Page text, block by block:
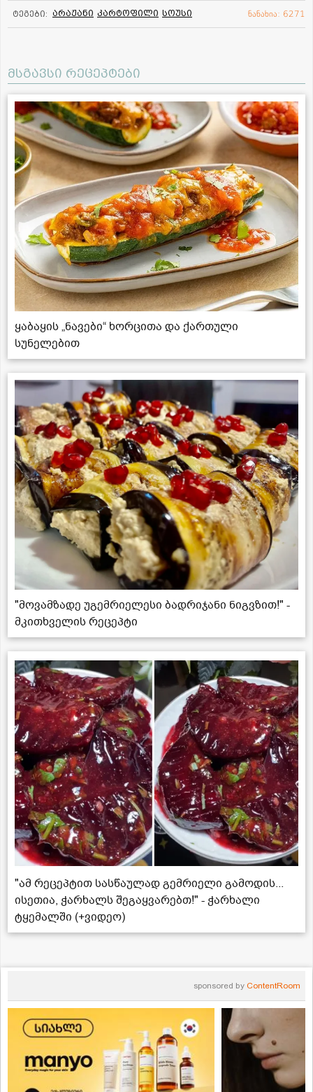
ტეგები: არაჟანი კარტოფილი სოუსი ნანახია: 6271
მსგავსი რეცეპტები
ყაბაყის „ნავები“ ხორცითა და ქართული
სუნელებით
"მოვამზადე უგემრიელესი ბადრიჯანი ნიგვზით!" -
მკითხველის რეცეპტი
"ამ რეცეპტით სასწაულად გემრიელი გამოდის...
ისეთია, ჭარხალს შეგაყვარებთ!" - ჭარხალი
ტყემალში (+ვიდეო)
sponsored by ContentRoom